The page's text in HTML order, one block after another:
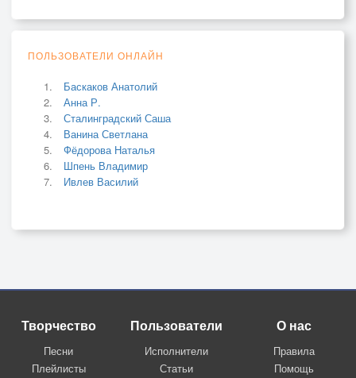
ПОЛЬЗОВАТЕЛИ ОНЛАЙН
Баскаков Анатолий
Анна Р.
Сталинградский Саша
Ванина Светлана
Фёдорова Наталья
Шпень Владимир
Ивлев Василий
Творчество
Песни
Плейлисты
Пользователи
Исполнители
Статьи
О нас
Правила
Помощь